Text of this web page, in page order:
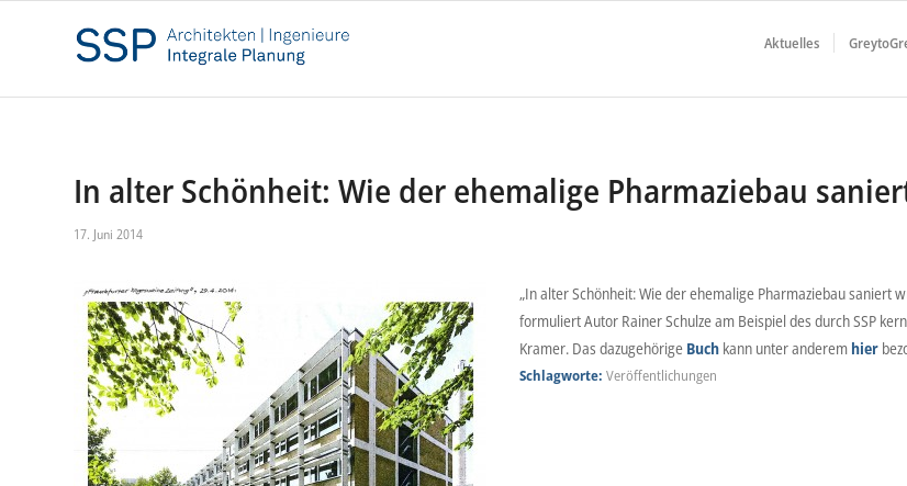
Aktuelles
In alter Schönheit: Wie der ehemalige Pharmaziebau
17. Juni 2014
„In alter Schönheit: Wie der ehemalige Pharmaziebau saniert
formuliert Autor Rainer Schulze am Beispiel des durch SSP
Kramer. Das dazugehörige Buch kann unter anderem hier
Schlagworte: Veröffentlichungen